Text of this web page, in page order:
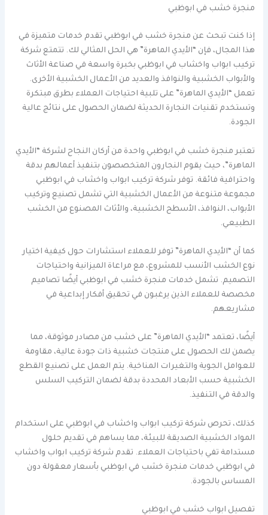
منجرة خشب في ابوظبي
إذا كنت تبحث عن منجرة خشب في ابوظبي تقدم خدمات متميزة في
هذا المجال، فإن “الأيدي الماهرة” هي الحل المثالي لك. تتمتع شركة
تركيب ابواب واخشاب في ابوظبي بخبرة واسعة في صناعة الأثاث
والأبواب الخشبية والنوافذ والعديد من الأعمال الخشبية الأخرى.
تعمل “الأيدي الماهرة” على تلبية احتياجات العملاء بطرق مبتكرة
وتستخدم تقنيات النجارة الحديثة لضمان الحصول على نتائج عالية
الجودة.
تعتبر منجرة خشب في ابوظبي واحدة من أركان النجاح لشركة “الأيدي
الماهرة”، حيث يقوم النجارون المتخصصون بتنفيذ أعمالهم بدقة
واحترافية فائقة. توفر شركة تركيب ابواب واخشاب في ابوظبي
مجموعة متنوعة من الأعمال الخشبية التي تشمل تصنيع وتركيب
الأبواب، النوافذ، الأسطح الخشبية، والأثاث المصنوع من الخشب
الطبيعي.
كما أن “الأيدي الماهرة” توفر للعملاء استشارات حول كيفية اختيار
نوع الخشب الأنسب للمشروع، مع مراعاة الميزانية واحتياجات
التصميم. تشمل خدمات منجرة خشب في ابوظبي أيضًا تصاميم
مخصصة للعملاء الذين يرغبون في تحقيق أفكار إبداعية في
مشاريعهم.
أيضًا، تعتمد “الأيدي الماهرة” على خشب من مصادر موثوقة، مما
يضمن لك الحصول على منتجات خشبية ذات جودة عالية، مقاومة
للعوامل الجوية والتغيرات المناخية. يتم العمل على تصنيع القطع
الخشبية حسب الأبعاد المحددة بدقة لضمان التركيب السلس
والدقة في التنفيذ.
كذلك، تحرص شركة تركيب ابواب واخشاب في ابوظبي على استخدام
المواد الخشبية الصديقة للبيئة، مما يساهم في تقديم حلول
مستدامة تفي باحتياجات العملاء. تقدم شركة تركيب ابواب واخشاب
في ابوظبي خدمات منجرة خشب في ابوظبي بأسعار معقولة دون
المساس بالجودة.
تفصيل ابواب خشب في ابوظبي